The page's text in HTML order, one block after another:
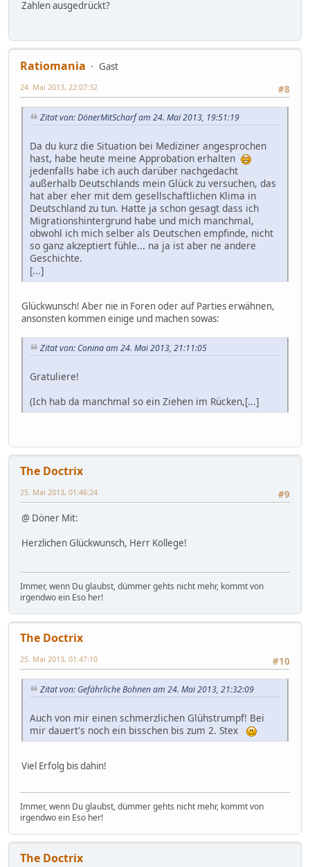
Zahlen ausgedrückt?
Ratiomania
Gast
#8
24. Mai 2013, 22:07:32
Zitat von: DönerMitScharf am 24. Mai 2013, 19:51:19
Da du kurz die Situation bei Mediziner angesprochen
hast, habe heute meine Approbation erhalten
jedenfalls habe ich auch darüber nachgedacht
außerhalb Deutschlands mein Glück zu versuchen, das
hat aber eher mit dem gesellschaftlichen Klima in
Deutschland zu tun. Hatte ja schon gesagt dass ich
Migrationshintergrund habe und mich manchmal,
obwohl ich mich selber als Deutschen empfinde, nicht
so ganz akzeptiert fühle... na ja ist aber ne andere
Geschichte.
[...]
Glückwunsch! Aber nie in Foren oder auf Parties erwähnen,
ansonsten kommen einige und machen sowas:
Zitat von: Conina am 24. Mai 2013, 21:11:05
Gratuliere!
(Ich hab da manchmal so ein Ziehen im Rücken,[...]
The Doctrix
#9
25. Mai 2013, 01:46:24
@ Döner Mit:
Herzlichen Glückwunsch, Herr Kollege!
Immer, wenn Du glaubst, dümmer gehts nicht mehr, kommt von
irgendwo ein Eso her!
The Doctrix
#10
25. Mai 2013, 01:47:10
Zitat von: Gefährliche Bohnen am 24. Mai 2013, 21:32:09
Auch von mir einen schmerzlichen Glühstrumpf! Bei
mir dauert's noch ein bisschen bis zum 2. Stex
Viel Erfolg bis dahin!
Immer, wenn Du glaubst, dümmer gehts nicht mehr, kommt von
irgendwo ein Eso her!
The Doctrix